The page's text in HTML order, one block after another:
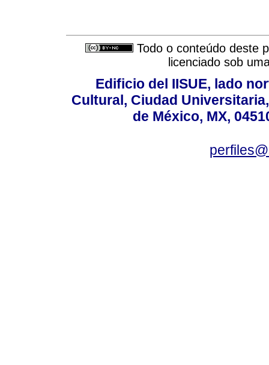
Todo o conteúdo deste
licenciado sob
Edificio del IISUE, lado
Cultural, Ciudad
de México, MX,